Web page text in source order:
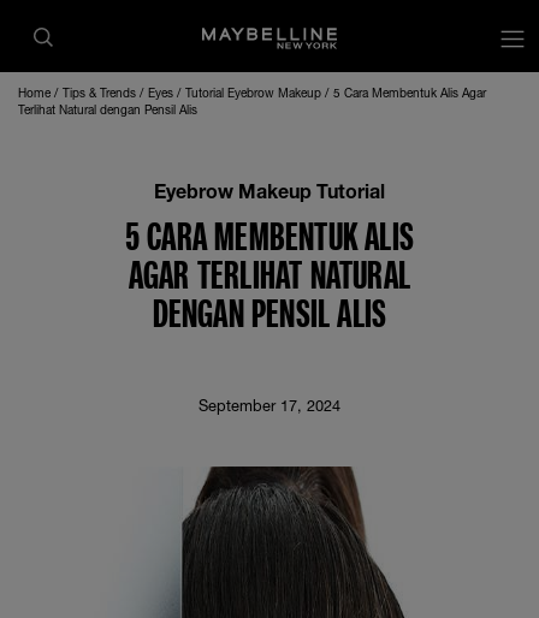
Home Tips & Trends Eyes Tutorial Eyebrow Makeup
5 Cara Membentuk Alis Agar
Terlihat Natural dengan Pensil Alis
Eyebrow Makeup Tutorial
5 CARA MEMBENTUK ALIS
AGAR TERLIHAT NATURAL
DENGAN PENSIL ALIS
September 17, 2024